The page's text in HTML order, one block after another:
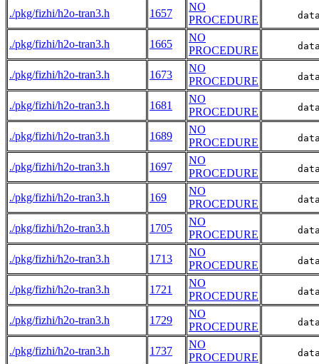
./pkg/fizhi/h2o-tran3.h 1657
NO
PROCEDURE
./pkg/fizhi/h2o-tran3.h 1665
NO
PROCEDURE
./pkg/fizhi/h2o-tran3.h 1673
NO
PROCEDURE
./pkg/fizhi/h2o-tran3.h 1681
NO
PROCEDURE
./pkg/fizhi/h2o-tran3.h 1689
NO
PROCEDURE
./pkg/fizhi/h2o-tran3.h 1697
NO
PROCEDURE
./pkg/fizhi/h2o-tran3.h 169
NO
PROCEDURE
./pkg/fizhi/h2o-tran3.h 1705
NO
PROCEDURE
./pkg/fizhi/h2o-tran3.h 1713
NO
PROCEDURE
./pkg/fizhi/h2o-tran3.h 1721
NO
PROCEDURE
./pkg/fizhi/h2o-tran3.h 1729
NO
PROCEDURE
./pkg/fizhi/h2o-tran3.h 1737
NO
PROCEDURE